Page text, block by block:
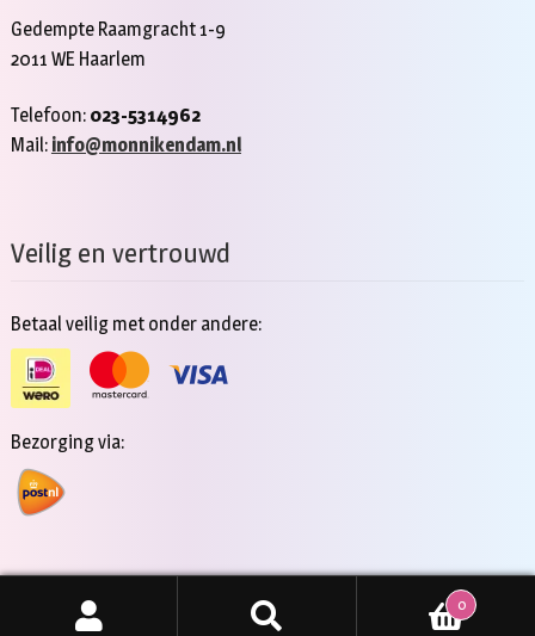
Gedempte Raamgracht 1-9
2011 WE Haarlem
Telefoon: 023-5314962
Mail: info@monnikendam.nl
Veilig en vertrouwd
Betaal veilig met onder andere:
Bezorging via:
Copyright 2026 - Jan Monnikendam
0